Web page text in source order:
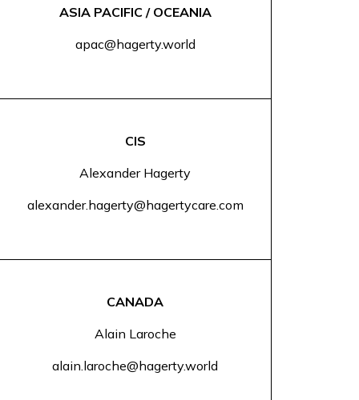
ASIA PACIFIC / OCEANIA
apac@hagerty.world
CIS
Alexander Hagerty
alexander.hagerty@hagertycare.com
CANADA
Alain Laroche
alain.laroche@hagerty.world